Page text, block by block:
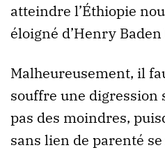
atteindre l’Éthiopie
éloigné d’Henry
Malheureusement, il
souffre une digression
pas des moindres,
sans lien de parenté